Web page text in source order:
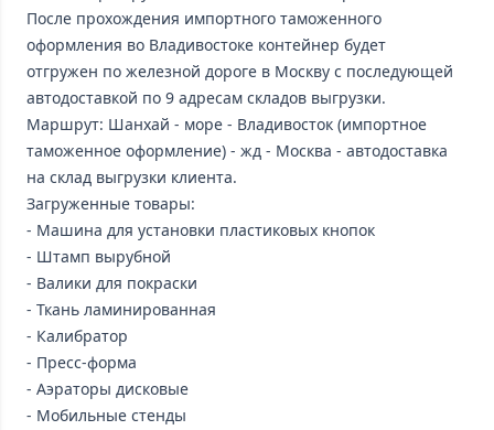
После прохождения импортного таможенного
оформления во Владивостоке контейнер будет
отгружен по железной дороге в Москву с последующей
автодоставкой по 9 адресам складов выгрузки.
Маршрут: Шанхай - море - Владивосток (импортное
таможенное оформление) - жд - Москва - автодоставка
на склад выгрузки клиента.
Загруженные товары:
- Машина для установки пластиковых кнопок
- Штамп вырубной
- Валики для покраски
- Ткань ламинированная
- Калибратор
- Пресс-форма
- Аэраторы дисковые
- Мобильные стенды